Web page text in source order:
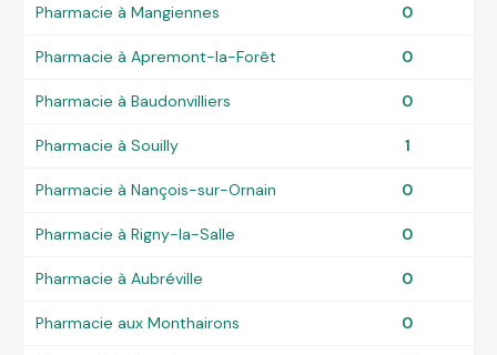
Pharmacie à Mangiennes 0
Pharmacie à Apremont-la-Forêt 0
Pharmacie à Baudonvilliers 0
Pharmacie à Souilly 1
Pharmacie à Nançois-sur-Ornain 0
Pharmacie à Rigny-la-Salle 0
Pharmacie à Aubréville 0
Pharmacie aux Monthairons 0